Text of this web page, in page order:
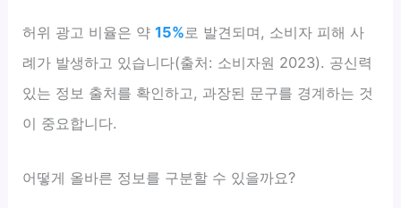
허위 광고 비율은 약15%로 발견되며, 소비자 피해 사
례가 발생하고 있습니다(출처: 소비자원 2023). 공신력
있는 정보 출처를 확인하고, 과장된 문구를 경계하는 것
이 중요합니다.
어떻게 올바른 정보를 구분할 수 있을까요?